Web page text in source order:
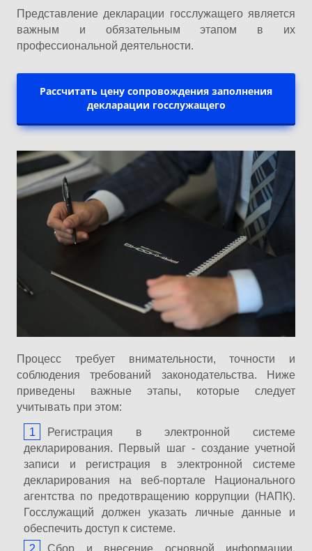
Представление декларации госслужащего является
важным и обязательным этапом в их
профессиональной деятельности.
Рассчитать цену сопровождения заполнения
декларации госслужащего
Процесс требует внимательности, точности и
соблюдения требований законодательства. Ниже
приведены важные этапы, которые следует
учитывать при этом:
Регистрация в электронной системе
декларирования. Первый шаг - создание учетной
записи и регистрация в электронной системе
декларирования на веб-портале Национального
агентства по предотвращению коррупции (НАПК).
Госслужащий должен указать личные данные и
обеспечить доступ к системе.